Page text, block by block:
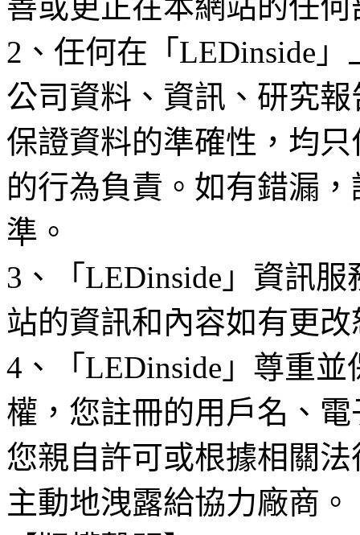
2、任何在「LEDinside
公司資料、資訊、研究
保證資料的準確性，均
的行為負責。如有錯漏
準。
3、「LEDinside」資訊
站的資訊和內容如有更
4、「LEDinside」尊重
權，您註冊的用戶名、
您親自許可或根據相關
主動地洩露給協力廠商。